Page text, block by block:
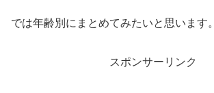
では年齢別にまとめてみたいと思います。
スポンサーリンク